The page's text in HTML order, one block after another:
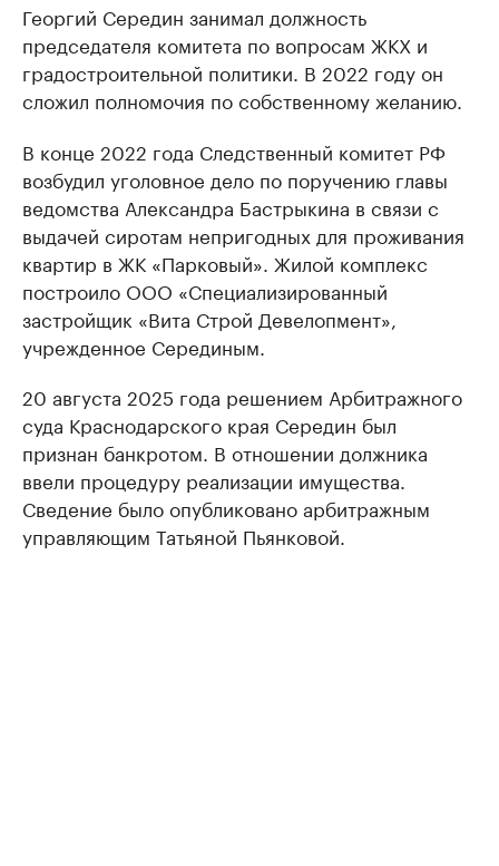
Георгий Середин занимал должность
председателя комитета по вопросам ЖКХ и
градостроительной политики. В 2022 году он
сложил полномочия по собственному желанию.
В конце 2022 года Следственный комитет РФ
возбудил уголовное дело по поручению главы
ведомства Александра Бастрыкина в связи с
выдачей сиротам непригодных для проживания
квартир в ЖК «Парковый». Жилой комплекс
построило ООО «Специализированный
застройщик «Вита Строй Девелопмент»,
учрежденное Серединым.
20 августа 2025 года решением Арбитражного
суда Краснодарского края Середин был
признан банкротом. В отношении должника
ввели процедуру реализации имущества.
Сведение было опубликовано арбитражным
управляющим Татьяной Пьянковой.